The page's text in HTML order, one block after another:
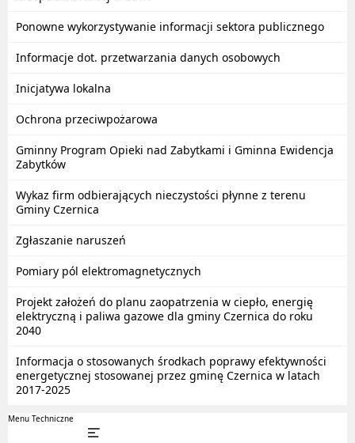
Ponowne wykorzystywanie informacji sektora publicznego
Informacje dot. przetwarzania danych osobowych
Inicjatywa lokalna
Ochrona przeciwpożarowa
Gminny Program Opieki nad Zabytkami i Gminna Ewidencja
Zabytków
Wykaz firm odbierających nieczystości płynne z terenu
Gminy Czernica
Zgłaszanie naruszeń
Pomiary pól elektromagnetycznych
Projekt założeń do planu zaopatrzenia w ciepło, energię
elektryczną i paliwa gazowe dla gminy Czernica do roku
2040
Informacja o stosowanych środkach poprawy efektywności
energetycznej stosowanej przez gminę Czernica w latach
2017-2025
Menu Techniczne